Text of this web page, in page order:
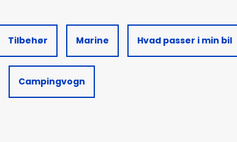
Tilbehør Marine Hvad passer i min bil
Campingvogn